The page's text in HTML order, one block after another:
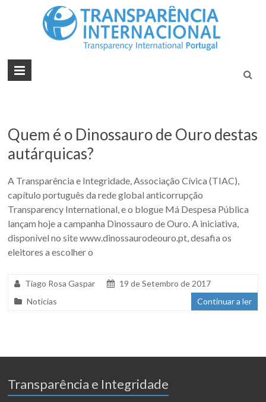
Quem é o Dinossauro de Ouro destas
autárquicas?
A Transparência e Integridade, Associação Cívica (TIAC),
capítulo português da rede global anticorrupção
Transparency International, e o blogue Má Despesa Pública
lançam hoje a campanha Dinossauro de Ouro. A iniciativa,
disponível no site www.dinossaurodeouro.pt, desafia os
eleitores a escolher o
Tiago Rosa Gaspar
19 de Setembro de 2017
Notícias
Continuar a ler
Transparência e Integridade